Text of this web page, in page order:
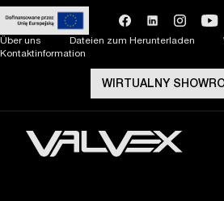
Über uns Dateien zum Herunterladen
Kontaktinformation
WIRTUALNY